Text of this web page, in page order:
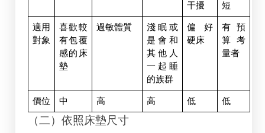
干擾
短
適用
對象
喜歡較
有包覆
感的床
墊
過敏體質
淺眠或
是會和
其他人
一起睡
的族群
偏好
硬床
有預
算考
量者
價位 中 高 高 低 低
（二）依照床墊尺寸